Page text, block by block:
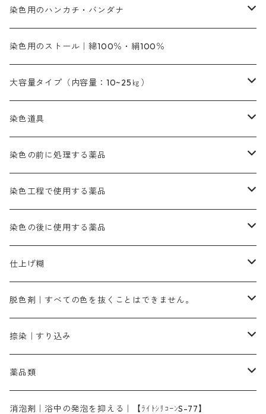
紫色系
緑色系
茶色系
染料一覧ー100g入り
染料一覧ー500g入り
橙色系
緑色系
茶色系
灰色系
黒色系
1kg
茶色｜20g入りのみ公開
灰色｜20g入りのみ公開
黒色
エロ―M3G｜定番の色合い
エロー ＭＧＲ｜明るい緑みの黄色
オレンジ系
オレンヂMG｜黄みの橙色
オレンヂMGD（定番の色合い）
赤色系
レットMFB｜赤色（定番の色合い）
レットMG｜黄みの朱色
ピンクMB｜ピンク色
ローズMB｜鮮やかなピンク色）
青色系
ネビーブルーMB（定番の色合い）
ブルーMB（定番の色合い）
スカイブルーMG｜緑みの空色
ターキスブルーHNG｜緑みの空色
紫色系
バイオレットMFB
緑色系
ダークグリンMG（定番の色合い）
グリーンMB｜緑色
茶色系
ダークブロンMFB｜こげ茶色
ブロンHNR｜こげ茶色
黒色系
ブラックMK（赤みの黒色）
ブラックMG（青みの黒色）
白色系（定番の色合い）
ネオホワイトR
ファストエロ―5GN（黄色）
NSBAブルー
群青
白色｜胡粉
黒色｜在庫処分特価
緑色｜在庫処分特価
茶色｜在庫処分特価
インド茜・西洋茜の個別販売
カッチ｜茶系
霧島産・晩秋茶｜黄金色（赤みの黄色）｜準備中
媒染剤
アルミ媒染剤
鉄媒染剤
ソーダ灰｜アルカリ性のPH調整剤
藍染
ぶどう糖
ハイドロサルファイトコンク
染色用途のハンカチ・バンダナ
45cm×45cm（ハンカチ）｜端の始末も綿糸｜タグなし
54cm×54cm（バンダナ）｜端の始末も綿糸｜タグなし
塩基性染料（混色可能）
ビスマークブロンB｜赤茶色
塩基性エロ―｜液体タイプ
ローダミンB｜赤紫色｜マゼンダ色
オリジナル染料｜スス竹色｜ミキセットファストブロンGR
初心者向けお試しセット販売
インディゴピュア
アルカリ剤
ハイドロサルファイトコンク
酸性剤
染色用のハンカチ・バンダナ
45cm×45cm（ハンカチ）｜端の始末も綿糸｜タグなし
54cm×54cm（バンダナ）｜端の始末も綿糸｜タグなし
染色用のストール｜綿100％・絹100％
大容量タイプ（内容量：10~25㎏）
芒硝｜綿の染色時の吸収促進剤
ソーダ灰｜アルカリ性のPH調整剤
硫酸第一鉄｜鉄媒染剤
染色道具
刷毛
摺込み刷毛（スリコミハケ）ー夏毛（硬いタイプ）
摺込み刷毛（スリコミハケ）ー冬毛（柔らかいタイプ）
片羽刷毛
ローケツ筆
ローケツ用筆｜1本～販売
ローケツ用筆ー10%off｜20本セットお取り寄せ品
洋型紙（9番手｜中薄口、10番手｜中厚口）
有償サンプル品｜約20cm×27cm
洋型紙9番手｜中薄口｜約54cm×110cm
張木｜入荷待ち
伸子
型洗いブラシ
染色の前に処理する薬品
精練剤｜汚れ落とし剤｜針状マルセル石鹸
糊落とし剤｜ソルベンCA
濃染処理剤｜ソルバックスPS－900
染色工程で使用する薬品
染料の吸収促進剤
酢酸｜絹・羊毛・ナイロンに使用する
芒硝｜綿・麻の染色に使用する。
染料のムラ染め抑制剤（均染剤）
アゾリン200％｜綿・麻・絹・羊毛・ナイロンの染色
レオニールEHC｜反応染料用
染料の浸透剤
ソルバライトS-70｜各種繊維の浸し染めに使用可能
染料の定着向上剤
ライトフィックスAコンク｜綿・麻もしくは直接染料で染めた素材
シルクフィックス３A｜絹の染料定着向上剤
アルカリ剤｜反応染料用
ソーダ灰
染料溶解剤
染色の後に使用する薬品
ソーピング剤｜未定着の染料を除去すること
ネオポールB－300｜反応染料のソーピング剤
仕上げ剤｜柔軟・平滑剤
白場汚染防止剤
仕上げ糊
カルボキシメチルセルロース（CMC）
海藻系
たんぱく質系
化学糊（PVA）
脱色剤｜すべての色を抜くことはできません。
脱色剤
全体脱色｜ハイドロサルファイトコンク
部分脱色｜デグロリンSコンク
脱色助剤｜浸透・複色抑制剤
メイプロガムNP｜にじみ防止剤
捺染｜すり込み
染料溶解剤｜染料の均一な浸透・吸着を補助する
捺染糊
薬品類
ア行
消泡剤｜浴中の発泡を抑える｜【ﾗｲﾄｼﾘｺｰﾝS-77】